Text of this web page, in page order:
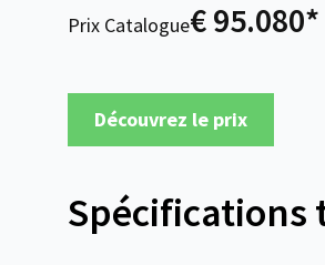
Prix Catalogue€ 95.080*
Découvrez le prix
Spécifications